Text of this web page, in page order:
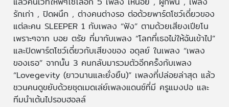
รักเก่า , ปิดผนึก , ต่างคนต่างรอ ต่อด้วยพาร์ตโชว์เดี่ยวของ
แต่ละคน SLEEPER 1 กับเพลง “ฟัง” ตามด้วยเสียงเปียโน
เพราะๆจาก บอย ตรัย ที่มากับเพลง “โลกที่เธอไม่ให้ฉันเข้าไป”
และปิดพาร์ตโชว์เดี่ยวกับเสียงของ อดุลย์ ในเพลง “เพลง
ของเธอ” จากนั้น 3 คนกลับมารวมตัวอีกครั้งกับเพลง
“Lovegevity (ยาวนานและยั่งยืน)” เพลงที่ปล่อยล่าสุด แล้ว
ชวนคนดูขยับด้วยชุดเมดเล่ย์เพลงแดนซ์ที่มี ครูแมงปอ และ
ทีมนำเต้นไปรอบฮอลล์